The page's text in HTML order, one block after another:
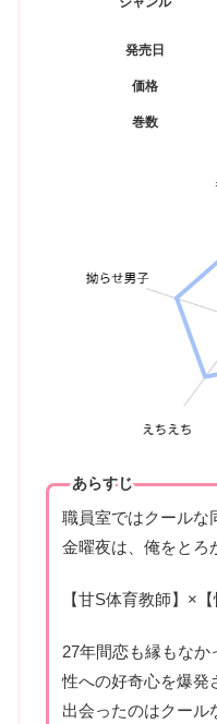
発売日
価格
巻数
あらすじ
職員室ではクールな
金曜夜は、俺をとろ
【甘S体育教師】×
27年間恋も縁もな
性への好奇心を爆発
出会ったのはクール